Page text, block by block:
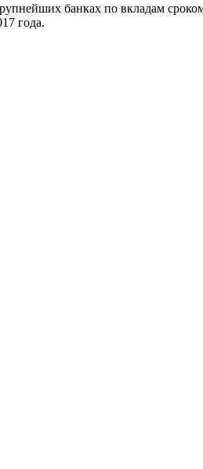
банках по вкладам
года.